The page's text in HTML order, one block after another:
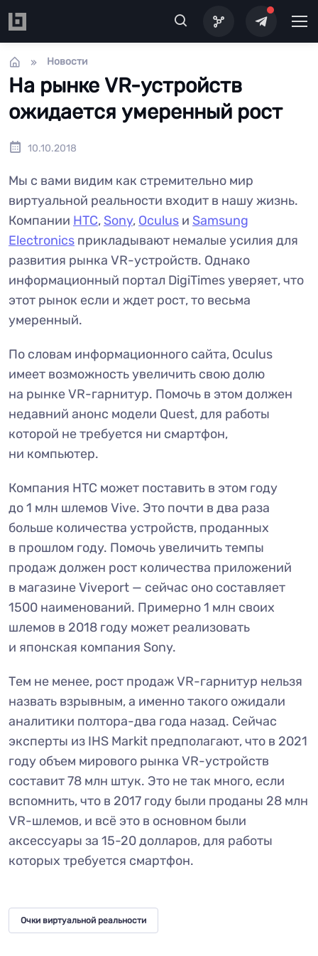
Новости
На рынке VR-устройств
ожидается умеренный рост
10.10.2018
Мы с вами видим как стремительно мир
виртуальной реальности входит в нашу жизнь.
Компании HTC, Sony, Oculus и Samsung
Electronics прикладывают немалые усилия для
развития рынка VR-устройств. Однако
информационный портал DigiTimes уверяет, что
этот рынок если и ждет рост, то весьма
умеренный.
По словам информационного сайта, Oculus
имеет возможность увеличить свою долю
на рынке VR-гарнитур. Помочь в этом должен
недавний анонс модели Quest, для работы
которой не требуется ни смартфон,
ни компьютер.
Компания HTC может поставить в этом году
до 1 млн шлемов Vive. Это почти в два раза
больше количества устройств, проданных
в прошлом году. Помочь увеличить темпы
продаж должен рост количества приложений
в магазине Viveport — сейчас оно составляет
1500 наименований. Примерно 1 млн своих
шлемов в 2018 году может реализовать
и японская компания Sony.
Тем не менее, рост продаж VR-гарнитур нельзя
назвать взрывным, а именно такого ожидали
аналитики полтора-два года назад. Сейчас
эксперты из IHS Markit предполагают, что в 2021
году объем мирового рынка VR-устройств
составит 78 млн штук. Это не так много, если
вспомнить, что в 2017 году были проданы 28 млн
VR-шлемов, и всё это в основном были
аксессуары за 15-20 долларов, для работы
которых требуется смартфон.
Очки виртуальной реальности